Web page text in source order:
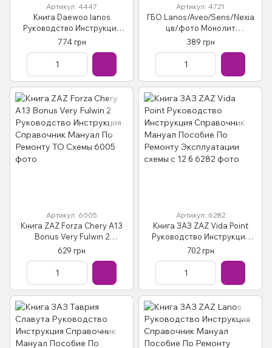
Артикул: 4447
Книга Daewoo lanos
Руководство Инструкция
Справочник Мануал
Пособие По Ремонту
Эксплуатации и ТО + советы
774 грн
Артикул: 4721
ГБО Lanos/Aveo/Sens/Nexia
цв/фото Монолит
(АВТОритет)
389 грн
Артикул: 6005
Книга ZAZ Forza Chery A13
Bonus Very Fulwin 2
Руководство Инструкция
Справочник Мануал По
Ремонту ТО Схемы
629 грн
Артикул: 6282
Книга ЗАЗ ZAZ Vida Point
Руководство Инструкция
Справочник Мануал
Пособие По Ремонту
Эксплуатации схемы с 12 б
702 грн